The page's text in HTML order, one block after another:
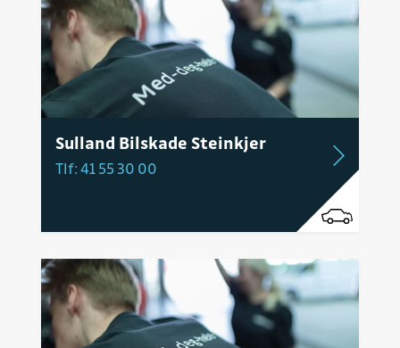
Sulland Bilskade Steinkjer
Tlf: 41 55 30 00